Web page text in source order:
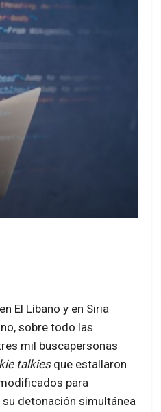
El Líbano y en Siria
sobre todo las
mil buscapersonas
talkiesque estallaron
para
detonación simultánea